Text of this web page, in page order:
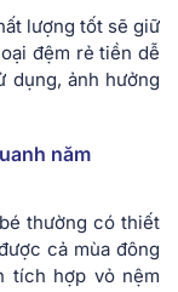
lượng tốt sẽ giữ
đệm rẻ tiền dễ
dụng, ảnh hưởng
năm
thường có thiết
cả mùa đông
tích hợp vỏ nệm